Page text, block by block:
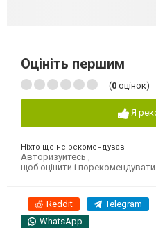
Оцініть першим
(0 оцінок)
Я
Ніхто ще не рекомендував
Авторизуйтесь
щоб оцінити і порекомендувати
Reddit Telegram
WhatsApp